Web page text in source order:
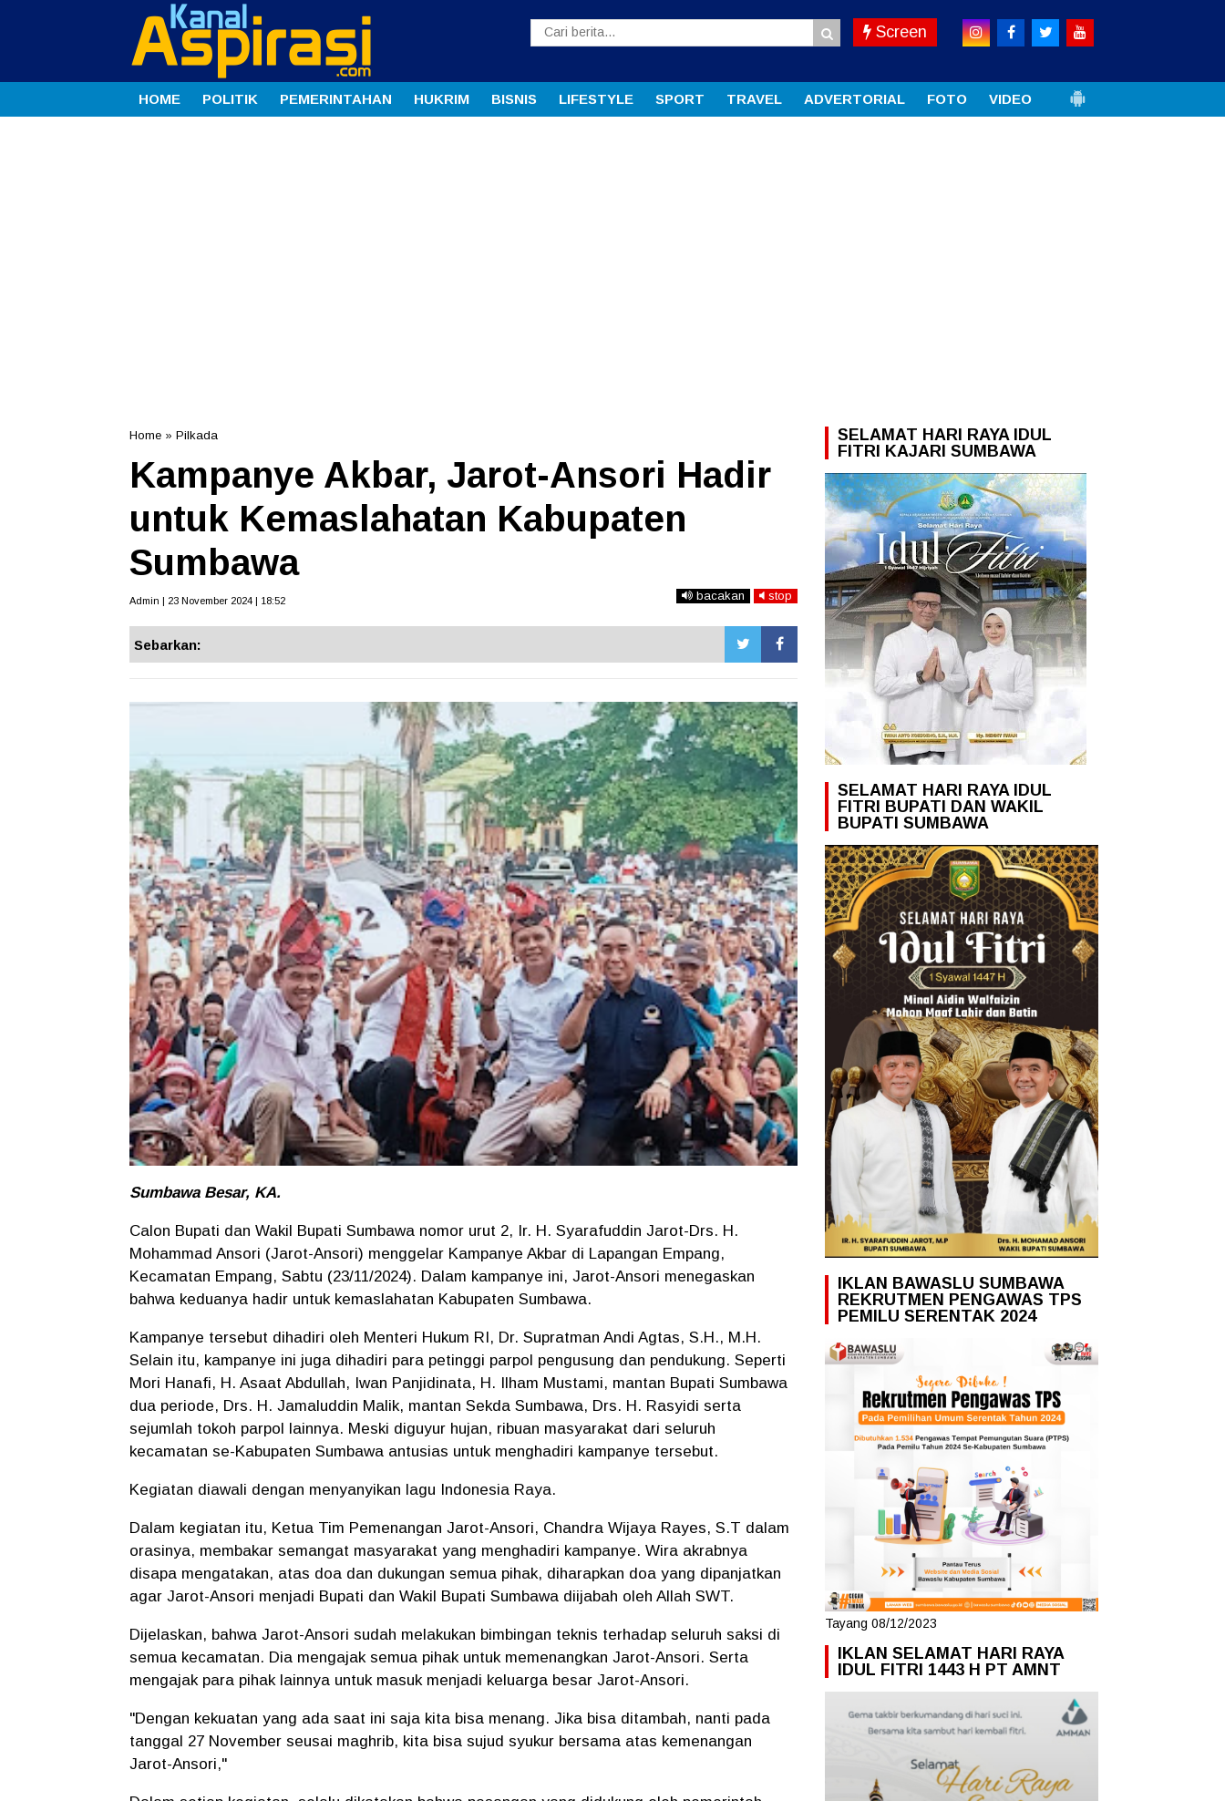
Screen
HOME POLITIK PEMERINTAHAN HUKRIM BISNIS LIFESTYLE SPORT TRAVEL ADVERTORIAL FOTO VIDEO
Home » Pilkada
Kampanye Akbar, Jarot-Ansori Hadir
untuk Kemaslahatan Kabupaten
Sumbawa
Admin | 23 November 2024 | 18:52 bacakan stop
Sebarkan:
Sumbawa Besar, KA.
Calon Bupati dan Wakil Bupati Sumbawa nomor urut 2, Ir. H. Syarafuddin Jarot-Drs. H.
Mohammad Ansori (Jarot-Ansori) menggelar Kampanye Akbar di Lapangan Empang,
Kecamatan Empang, Sabtu (23/11/2024). Dalam kampanye ini, Jarot-Ansori menegaskan
bahwa keduanya hadir untuk kemaslahatan Kabupaten Sumbawa.
Kampanye tersebut dihadiri oleh Menteri Hukum RI, Dr. Supratman Andi Agtas, S.H., M.H.
Selain itu, kampanye ini juga dihadiri para petinggi parpol pengusung dan pendukung. Seperti
Mori Hanafi, H. Asaat Abdullah, Iwan Panjidinata, H. Ilham Mustami, mantan Bupati Sumbawa
dua periode, Drs. H. Jamaluddin Malik, mantan Sekda Sumbawa, Drs. H. Rasyidi serta
sejumlah tokoh parpol lainnya. Meski diguyur hujan, ribuan masyarakat dari seluruh
kecamatan se-Kabupaten Sumbawa antusias untuk menghadiri kampanye tersebut.
Kegiatan diawali dengan menyanyikan lagu Indonesia Raya.
Dalam kegiatan itu, Ketua Tim Pemenangan Jarot-Ansori, Chandra Wijaya Rayes, S.T dalam
orasinya, membakar semangat masyarakat yang menghadiri kampanye. Wira akrabnya
disapa mengatakan, atas doa dan dukungan semua pihak, diharapkan doa yang dipanjatkan
agar Jarot-Ansori menjadi Bupati dan Wakil Bupati Sumbawa diijabah oleh Allah SWT.
Dijelaskan, bahwa Jarot-Ansori sudah melakukan bimbingan teknis terhadap seluruh saksi di
semua kecamatan. Dia mengajak semua pihak untuk memenangkan Jarot-Ansori. Serta
mengajak para pihak lainnya untuk masuk menjadi keluarga besar Jarot-Ansori.
"Dengan kekuatan yang ada saat ini saja kita bisa menang. Jika bisa ditambah, nanti pada
tanggal 27 November seusai maghrib, kita bisa sujud syukur bersama atas kemenangan
Jarot-Ansori,"
SELAMAT HARI RAYA IDUL
FITRI KAJARI SUMBAWA
SELAMAT HARI RAYA IDUL
FITRI BUPATI DAN WAKIL
BUPATI SUMBAWA
IKLAN BAWASLU SUMBAWA
REKRUTMEN PENGAWAS TPS
PEMILU SERENTAK 2024
Tayang 08/12/2023
IKLAN SELAMAT HARI RAYA
IDUL FITRI 1443 H PT AMNT